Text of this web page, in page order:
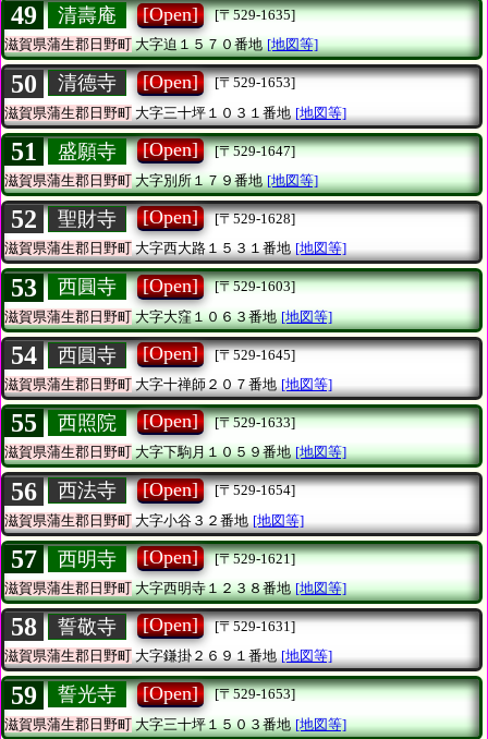
49 清壽庵 [Open]
[〒529-1635]
滋賀県蒲生郡日野町大字迫１５７０番地 [地図等]
50 清德寺 [Open]
[〒529-1653]
滋賀県蒲生郡日野町 大字三十坪１０３１番地 [地図等]
51 盛願寺 [Open]
[〒529-1647]
滋賀県蒲生郡日野町大字別所１７９番地 [地図等]
52 聖財寺 [Open]
[〒529-1628]
滋賀県蒲生郡日野町大字西大路１５３１番地 [地図等]
53 西圓寺 [Open]
[〒529-1603]
滋賀県蒲生郡日野町大字大窪１０６３番地 [地図等]
54 西圓寺 [Open]
[〒529-1645]
滋賀県蒲生郡日野町大字十禅師２０７番地 [地図等]
55 西照院 [Open]
[〒529-1633]
滋賀県蒲生郡日野町大字下駒月１０５９番地 [地図等]
56 西法寺 [Open]
[〒529-1654]
滋賀県蒲生郡日野町 大字小谷３２番地 [地図等]
57 西明寺 [Open]
[〒529-1621]
滋賀県蒲生郡日野町大字西明寺１２３８番地 [地図等]
58 誓敬寺 [Open]
[〒529-1631]
滋賀県蒲生郡日野町大字鎌掛２６９１番地 [地図等]
59 誓光寺 [Open]
[〒529-1653]
滋賀県蒲生郡日野町大字三十坪１５０３番地 [地図等]